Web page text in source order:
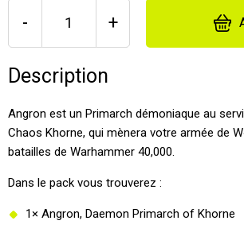
- +
Description
Angron est un Primarch démoniaque au
Chaos Khorne, qui mènera votre armée de
batailles de Warhammer 40,000.
Dans le pack vous trouverez :
1× Angron, Daemon Primarch of Khorne